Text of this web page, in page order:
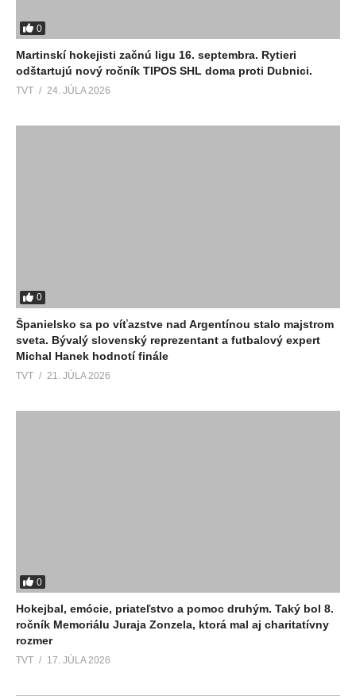
0
Martinskí hokejisti začnú ligu 16. septembra. Rytieri
odštartujú nový ročník TIPOS SHL doma proti Dubnici.
TVT 24. JÚLA 2026
0
Španielsko sa po víťazstve nad Argentínou stalo majstrom
sveta. Bývalý slovenský reprezentant a futbalový expert
Michal Hanek hodnotí finále
TVT 21. JÚLA 2026
0
Hokejbal, emócie, priateľstvo a pomoc druhým. Taký bol 8.
ročník Memoriálu Juraja Zonzela, ktorá mal aj charitatívny
rozmer
TVT 17. JÚLA 2026